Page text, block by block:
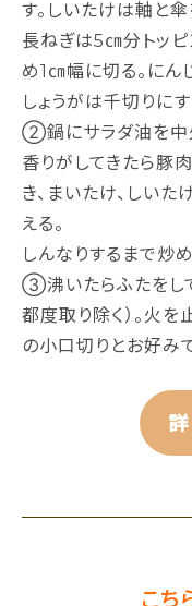
す。しいたけは軸と
長ねぎは5㎝分トッ
め1㎝幅に切る。にん
しょうがは千切りに
②鍋にサラダ油を中
香りがしてきたら豚
き、まいたけ、しい
える。
しんなりするまで炒
③沸いたらふたをし
都度取り除く）。火
の小口切りとお好み
こち